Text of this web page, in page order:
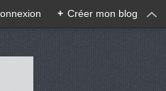
+ Créer mon blog